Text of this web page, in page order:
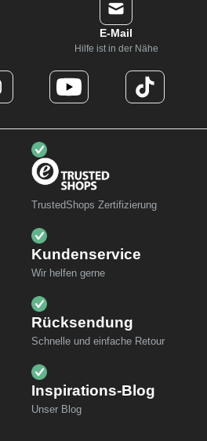
E-Mail
Hilfe ist in der Nähe
TrustedShops Zertifizierung
Kundenservice
Wir helfen gerne
Rücksendung
Schnelle und einfache Retour
Inspirations-Blog
Unser Blog